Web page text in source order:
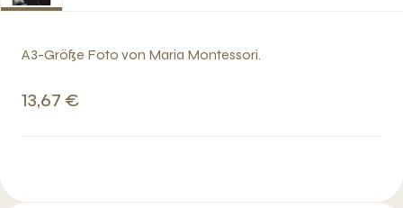
A3-Größe Foto von Maria Montessori.
13,67 €